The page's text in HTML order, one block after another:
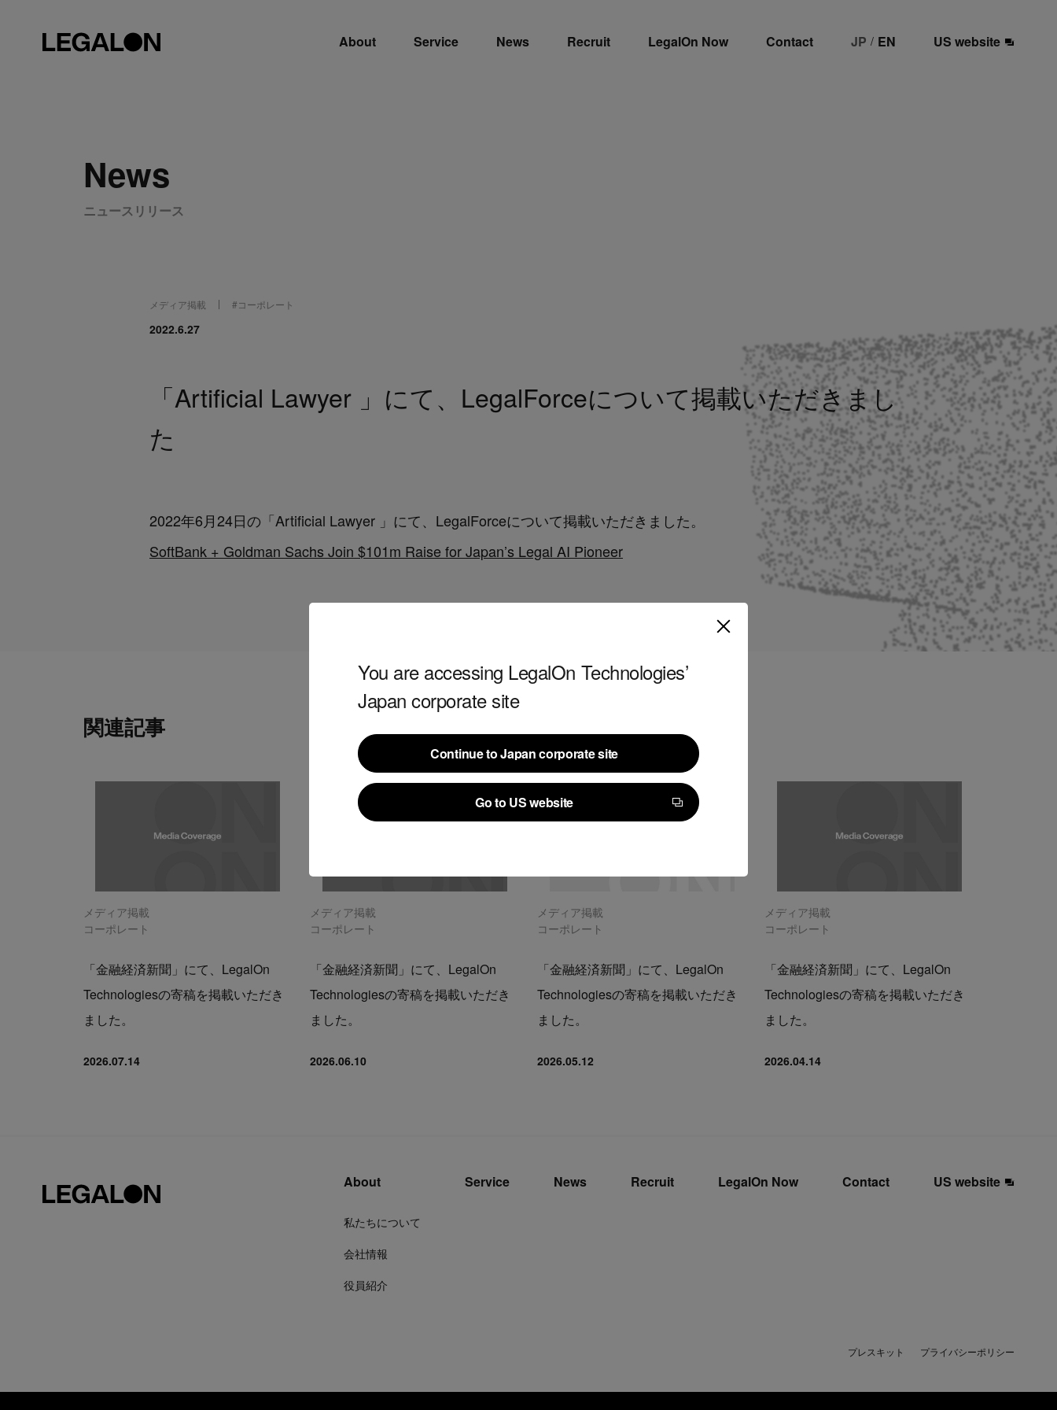
About Service News Recruit LegalOn Now Contact JP / EN US website
You are accessing LegalOn Technologies’
Japan corporate site
Continue to Japan corporate site
Continue to Japan corporate site
Go to US website
Go to US website
News
ニュースリリース
メディア掲載 #コーポレート
2022.6.27
「Artificial Lawyer 」にて、LegalForceについて掲載いただきまし
た
2022年6月24日の「Artificial Lawyer 」にて、LegalForceについて掲載いただきました。
SoftBank + Goldman Sachs Join $101m Raise for Japan’s Legal AI Pioneer
関連記事
メディア掲載
コーポレート
「金融経済新聞」にて、LegalOn
Technologiesの寄稿を掲載いただき
ました。
2026.07.14
メディア掲載
コーポレート
「金融経済新聞」にて、LegalOn
Technologiesの寄稿を掲載いただき
ました。
2026.06.10
メディア掲載
コーポレート
「金融経済新聞」にて、LegalOn
Technologiesの寄稿を掲載いただき
ました。
2026.05.12
メディア掲載
コーポレート
「金融経済新聞」にて、LegalOn
Technologiesの寄稿を掲載いただき
ました。
2026.04.14
About
私たちについて
会社情報
役員紹介
Service News Recruit LegalOn Now Contact US website
プレスキット プライバシーポリシー